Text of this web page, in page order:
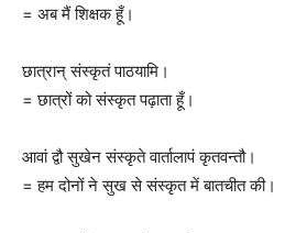
= अब मैं शिक्षक हूँ।
छात्रान् संस्कृतं पाठयामि।
= छात्रों को संस्कृत पढ़ाता हूँ।
आवां द्वौ सुखेन संस्कृते वार्तालापं कृतवन्तौ।
= हम दोनों ने सुख से संस्कृत में बातचीत की।